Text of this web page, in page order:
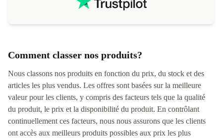
Comment classer nos produits?
Nous classons nos produits en fonction du prix, du stock et des
articles les plus vendus. Les offres sont basées sur la meilleure
valeur pour les clients, y compris des facteurs tels que la qualité
du produit, le prix et la disponibilité du produit. En contrôlant
continuellement ces facteurs, nous nous assurons que les clients
ont accès aux meilleurs produits possibles aux prix les plus